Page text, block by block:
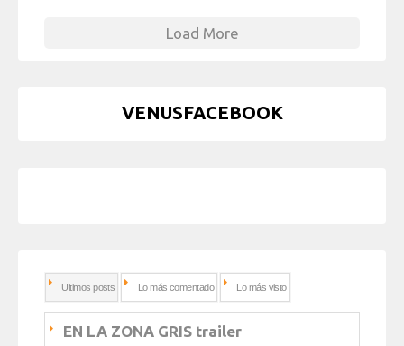
Load More
VENUSFACEBOOK
Ultimos posts Lo más comentado Lo más visto
EN LA ZONA GRIS trailer